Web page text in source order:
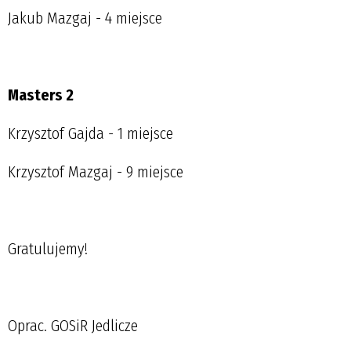
Jakub Mazgaj - 4 miejsce
Masters 2
Krzysztof Gajda - 1 miejsce
Krzysztof Mazgaj - 9 miejsce
Gratulujemy!
Oprac. GOSiR Jedlicze